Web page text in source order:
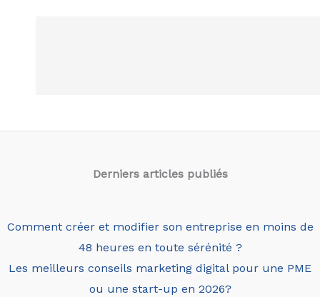
Derniers articles publiés
Comment créer et modifier son entreprise en moins de
48 heures en toute sérénité ?
Les meilleurs conseils marketing digital pour une PME
ou une start-up en 2026?